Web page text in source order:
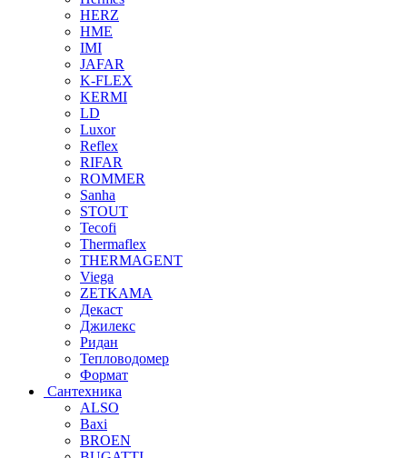
HERZ
HME
IMI
JAFAR
K-FLEX
KERMI
LD
Luxor
Reflex
RIFAR
ROMMER
Sanha
STOUT
Tecofi
Thermaflex
THERMAGENT
Viega
ZETKAMA
Декаст
Джилекс
Ридан
Тепловодомер
Формат
Сантехника
ALSO
Baxi
BROEN